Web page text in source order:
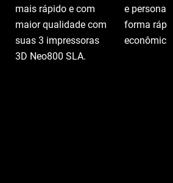
mais rápido e com
maior qualidade com
suas 3 impressoras
3D Neo800 SLA.
e
forma